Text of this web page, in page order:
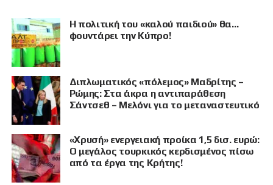
Η πολιτική του «καλού παιδιού» θα…
φουντάρει την Κύπρο!
Διπλωματικός «πόλεμος» Μαδρίτης –
Ρώμης: Στα άκρα η αντιπαράθεση
Σάντσεθ – Μελόνι για το μεταναστευτικό
«Χρυσή» ενεργειακή προίκα 1,5 δισ. ευρώ:
Ο μεγάλος τουρκικός κερδισμένος πίσω
από τα έργα της Κρήτης!